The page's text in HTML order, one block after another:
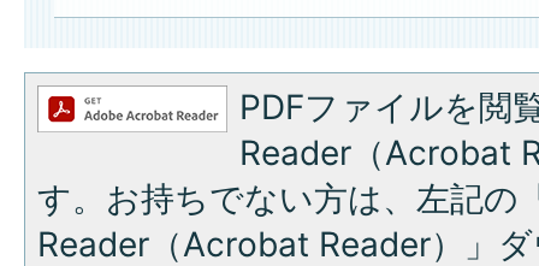
PDFファイルを閲
Reader（Acrobat
す。お持ちでない方は、左記の
Reader（Acrobat Reader）」